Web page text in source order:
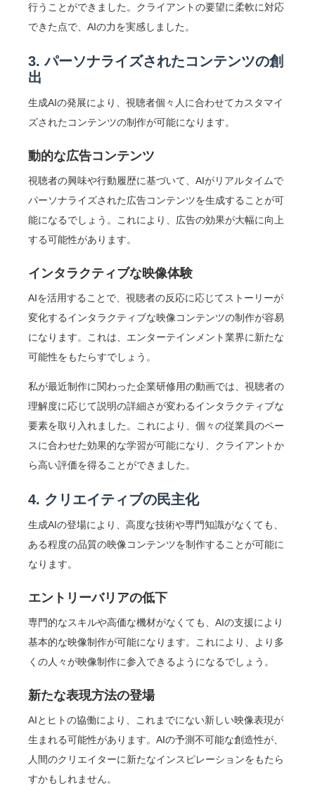
行うことができました。クライアントの要望に柔軟に対応
できた点で、AIの力を実感しました。
3. パーソナライズされたコンテンツの創
出
生成AIの発展により、視聴者個々人に合わせてカスタマイ
ズされたコンテンツの制作が可能になります。
動的な広告コンテンツ
視聴者の興味や行動履歴に基づいて、AIがリアルタイムで
パーソナライズされた広告コンテンツを生成することが可
能になるでしょう。これにより、広告の効果が大幅に向上
する可能性があります。
インタラクティブな映像体験
AIを活用することで、視聴者の反応に応じてストーリーが
変化するインタラクティブな映像コンテンツの制作が容易
になります。これは、エンターテインメント業界に新たな
可能性をもたらすでしょう。
私が最近制作に関わった企業研修用の動画では、視聴者の
理解度に応じて説明の詳細さが変わるインタラクティブな
要素を取り入れました。これにより、個々の従業員のペー
スに合わせた効果的な学習が可能になり、クライアントか
ら高い評価を得ることができました。
4. クリエイティブの民主化
生成AIの登場により、高度な技術や専門知識がなくても、
ある程度の品質の映像コンテンツを制作することが可能に
なります。
エントリーバリアの低下
専門的なスキルや高価な機材がなくても、AIの支援により
基本的な映像制作が可能になります。これにより、より多
くの人々が映像制作に参入できるようになるでしょう。
新たな表現方法の登場
AIとヒトの協働により、これまでにない新しい映像表現が
生まれる可能性があります。AIの予測不可能な創造性が、
人間のクリエイターに新たなインスピレーションをもたら
すかもしれません。